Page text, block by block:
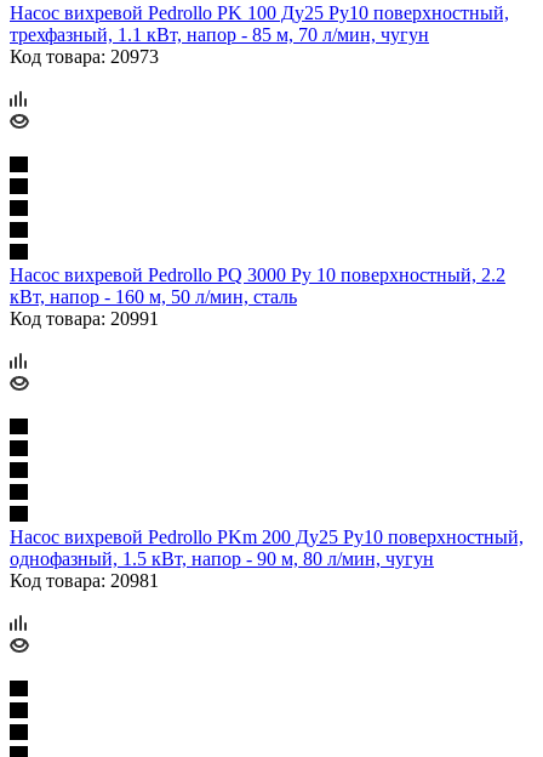
Насос вихревой Pedrollo PK 100 Ду25 Ру10 поверхностный,
трехфазный, 1.1 кВт, напор - 85 м, 70 л/мин, чугун
Код товара: 20973
Насос вихревой Pedrollo PQ 3000 Ру 10 поверхностный, 2.2
кВт, напор - 160 м, 50 л/мин, сталь
Код товара: 20991
Насос вихревой Pedrollo PKm 200 Ду25 Ру10 поверхностный,
однофазный, 1.5 кВт, напор - 90 м, 80 л/мин, чугун
Код товара: 20981